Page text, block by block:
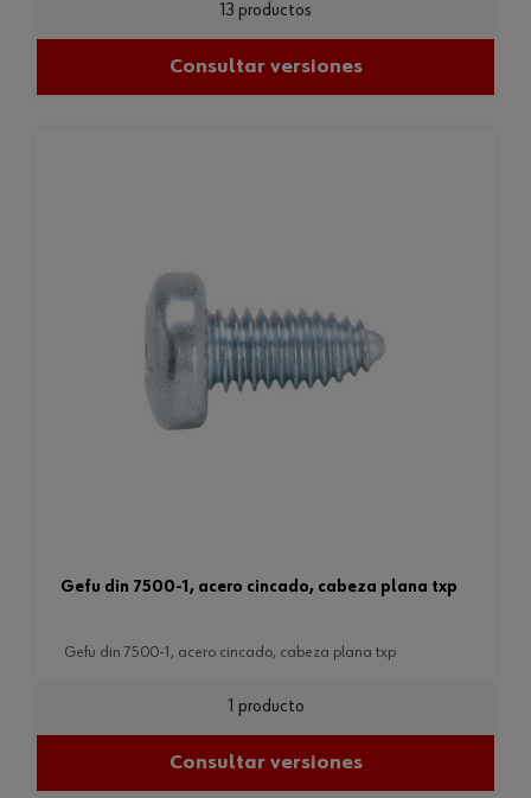
13 productos
Consultar versiones
gefu din 7500-1, acero cincado, cabeza plana txp
gefu din 7500-1, acero cincado, cabeza plana txp
1 producto
Consultar versiones